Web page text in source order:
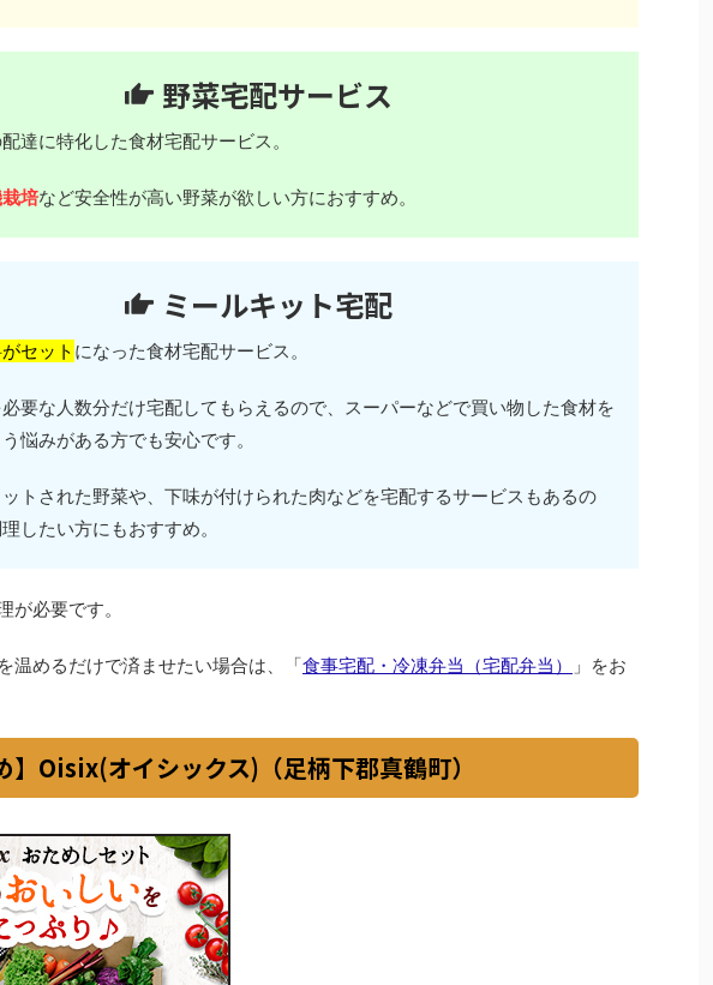
野菜宅配サービス
達に特化した食材宅配サービス。
培など安全性が高い野菜が欲しい方におすすめ。
ミールキット宅配
セット になった食材宅配サービス。
要な人数分だけ宅配してもらえるので、スーパーなどで買い物した食材を
悩みがある方でも安心です。
トされた野菜や、下味が付けられた肉などを宅配するサービスもあるの
したい方にもおすすめ。
が必要です。
温めるだけで済ませたい場合は、「食事宅配・冷凍弁当（宅配弁当）
」をお
】Oisix(オイシックス)（足柄下郡真鶴町）